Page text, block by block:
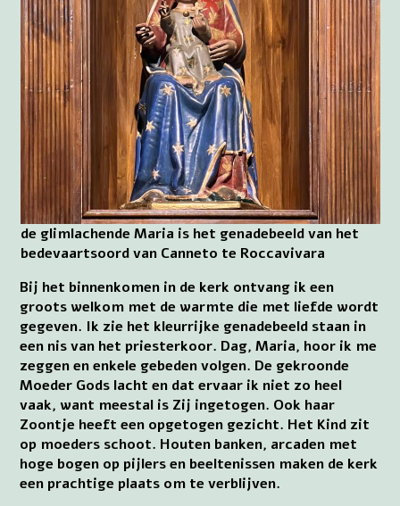
de glimlachende Maria is het genadebeeld van het
bedevaartsoord van Canneto te Roccavivara
Bij het binnenkomen in de kerk ontvang ik een
groots welkom met de warmte die met liefde wordt
gegeven. Ik zie het kleurrijke genadebeeld staan in
een nis van het priesterkoor. Dag, Maria, hoor ik me
zeggen en enkele gebeden volgen. De gekroonde
Moeder Gods lacht en dat ervaar ik niet zo heel
vaak, want meestal is Zij ingetogen. Ook haar
Zoontje heeft een opgetogen gezicht. Het Kind zit
op moeders schoot. Houten banken, arcaden met
hoge bogen op pijlers en beeltenissen maken de kerk
een prachtige plaats om te verblijven.